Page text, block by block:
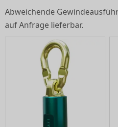
Abweichende
auf Anfrage lieferbar.